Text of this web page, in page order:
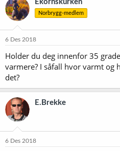
Ekornskurken
Norbrygg-medlem
6 Des 2018
Holder du deg innenfor 35
varmere? I såfall hvor varmt og
det?
E.Brekke
6 Des 2018